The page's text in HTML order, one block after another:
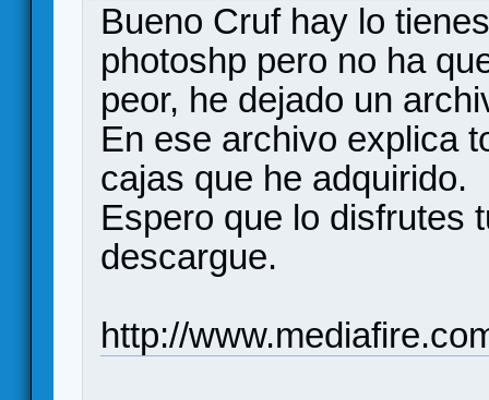
Bueno Cruf hay lo
photoshp pero no ha
peor, he dejado un
En ese archivo explica
cajas que he adquirido.
Espero que lo disfrutes
descargue.
http://